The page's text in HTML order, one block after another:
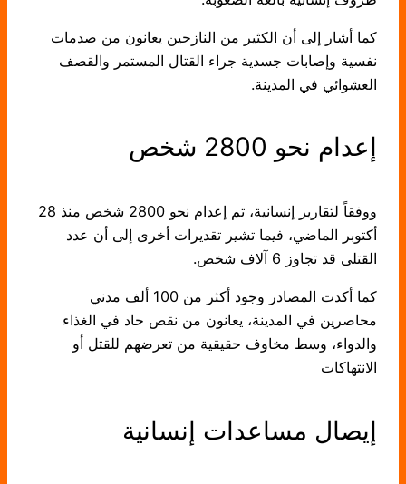
كما أشار إلى أن الكثير من النازحين يعانون من صدمات
نفسية وإصابات جسدية جراء القتال المستمر والقصف
العشوائي في المدينة.
إعدام نحو 2800 شخص
ووفقاً لتقارير إنسانية، تم إعدام نحو 2800 شخص منذ 28
أكتوبر الماضي، فيما تشير تقديرات أخرى إلى أن عدد
القتلى قد تجاوز 6 آلاف شخص.
كما أكدت المصادر وجود أكثر من 100 ألف مدني
محاصرين في المدينة، يعانون من نقص حاد في الغذاء
والدواء، وسط مخاوف حقيقية من تعرضهم للقتل أو
الانتهاكات
إيصال مساعدات إنسانية